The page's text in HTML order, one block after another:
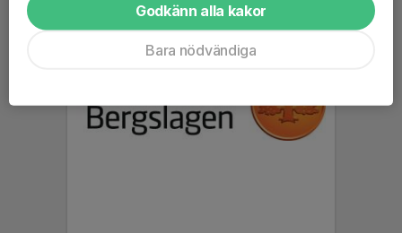
Godkänn alla kakor
Bara nödvändiga